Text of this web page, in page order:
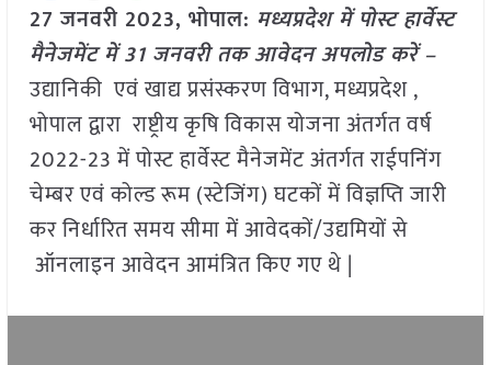
27 जनवरी 2023, भोपाल: मध्यप्रदेश में पोस्ट हार्वेस्ट
मैनेजमेंट में 31 जनवरी तक आवेदन अपलोड करें –
उद्यानिकी एवं खाद्य प्रसंस्करण विभाग, मध्यप्रदेश ,
भोपाल द्वारा राष्ट्रीय कृषि विकास योजना अंतर्गत वर्ष
2022-23 में पोस्ट हार्वेस्ट मैनेजमेंट अंतर्गत राईपनिंग
चेम्बर एवं कोल्ड रूम (स्टेजिंग) घटकों में विज्ञप्ति जारी
कर निर्धारित समय सीमा में आवेदकों/उद्यमियों से
ऑनलाइन आवेदन आमंत्रित किए गए थे |